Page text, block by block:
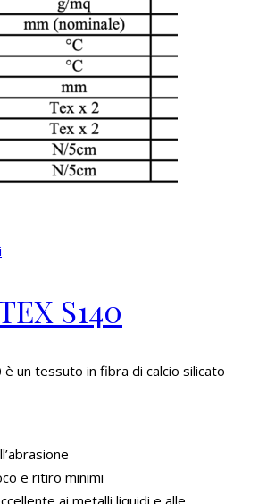
S140
è un tessuto in fibra di calcio silicato
e ritiro minimi